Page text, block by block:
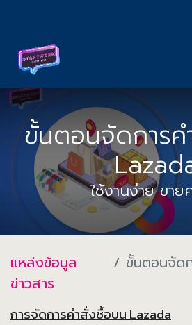
ขั้นตอนจัดการ
ใช้งานง่าย ขา
แหล่งข้อมูล
ข่าวสาร
ขั้นตอนจัดกา
การจัดการคำสั่งซื้อบน Lazada